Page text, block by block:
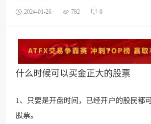
2024-01-26 782 0
什么时候可以买金正大的股票
1、只要是开盘时间，已经开户的股民都
股票。